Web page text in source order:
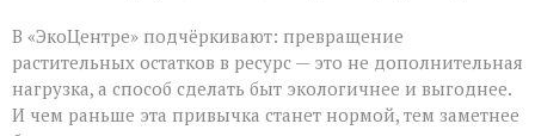
В «ЭкоЦентре» подчёркивают: превращение
растительных остатков в ресурс — это не дополнительная
нагрузка, а способ сделать быт экологичнее и выгоднее.
И чем раньше эта привычка станет нормой, тем заметнее